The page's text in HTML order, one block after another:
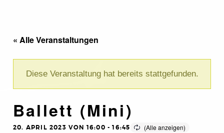
« Alle Veranstaltungen
Diese Veranstaltung hat bereits stattgefunden.
Ballett (Mini)
20. APRIL 2023 VON 16:00 -16:45